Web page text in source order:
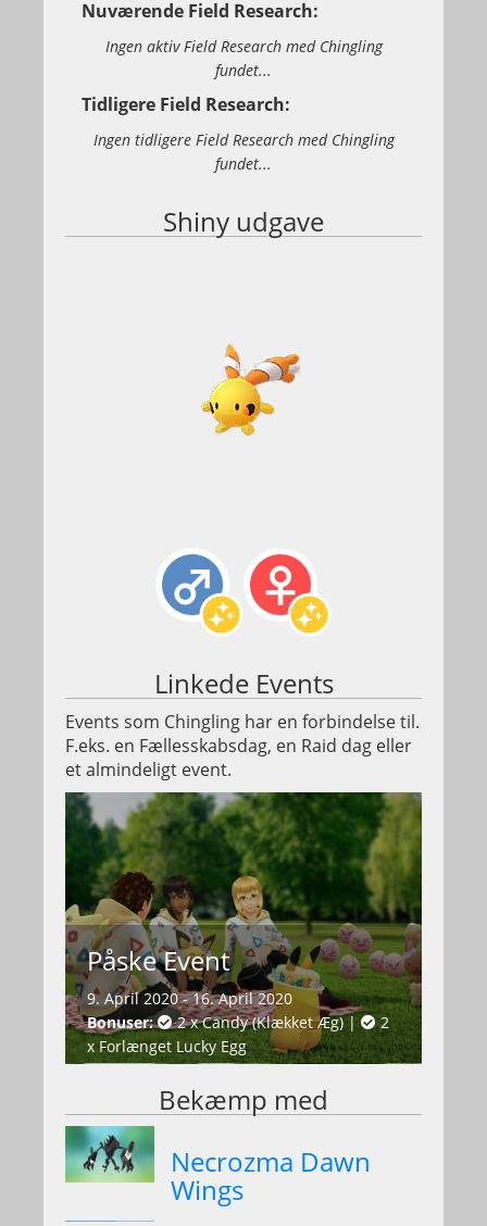
Nuværende Field Research:
Ingen aktiv Field Research med Chingling
fundet...
Tidligere Field Research:
Ingen tidligere Field Research med Chingling
fundet...
Shiny udgave
Linkede Events
Events som Chingling har en forbindelse til.
F.eks. en Fællesskabsdag, en Raid dag eller
et almindeligt event.
Påske Event
9. April 2020 - 16. April 2020
Bonuser:
2 x Candy (Klækket Æg)|
2
x Forlænget Lucky Egg
Bekæmp med
Necrozma Dawn
Wings